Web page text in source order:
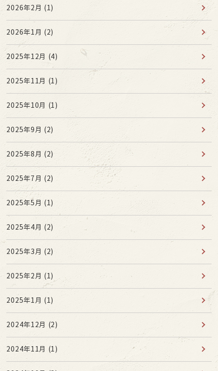
2026年2月 (1)
2026年1月 (2)
2025年12月 (4)
2025年11月 (1)
2025年10月 (1)
2025年9月 (2)
2025年8月 (2)
2025年7月 (2)
2025年5月 (1)
2025年4月 (2)
2025年3月 (2)
2025年2月 (1)
2025年1月 (1)
2024年12月 (2)
2024年11月 (1)